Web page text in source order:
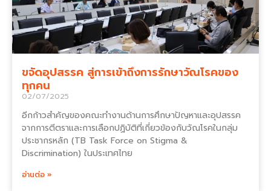
ขจัดอุปสรรค สู่การเข้าถึงการรักษาวัณโรคของ
ทุกคน
02/07/2025
อีกก้าวสำคัญของคณะทำงานด้านการศึกษาปัญหาและอุปสรรค
จากการตีตราและการเลือกปฏิบัติที่เกี่ยวข้องกับวัณโรคในกลุ่ม
ประชากรหลัก (TB Task Force on Stigma &
Discrimination) ในประเทศไทย
อ่านต่อ »